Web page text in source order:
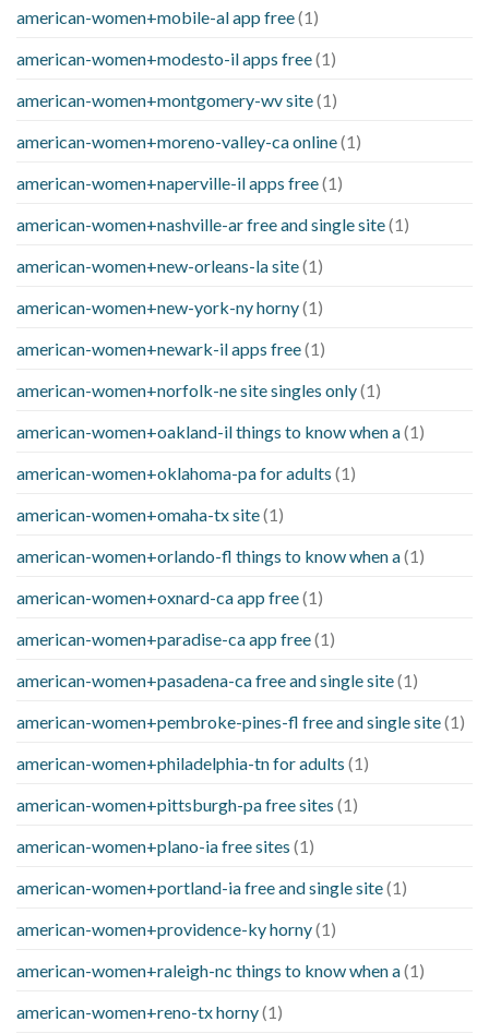
american-women+mobile-al app free(1)
american-women+modesto-il apps free(1)
american-women+montgomery-wv site(1)
american-women+moreno-valley-ca online(1)
american-women+naperville-il apps free(1)
american-women+nashville-ar free and single site(1)
american-women+new-orleans-la site(1)
american-women+new-york-ny horny(1)
american-women+newark-il apps free(1)
american-women+norfolk-ne site singles only(1)
american-women+oakland-il things to know when a(1)
american-women+oklahoma-pa for adults (1)
american-women+omaha-tx site(1)
american-women+orlando-fl things to know when a(1)
american-women+oxnard-ca app free(1)
american-women+paradise-ca app free(1)
american-women+pasadena-ca free and single site(1)
american-women+pembroke-pines-fl free and single site(1)
american-women+philadelphia-tn for adults (1)
american-women+pittsburgh-pa free sites (1)
american-women+plano-ia free sites (1)
american-women+portland-ia free and single site(1)
american-women+providence-ky horny(1)
american-women+raleigh-nc things to know when a(1)
american-women+reno-tx horny(1)